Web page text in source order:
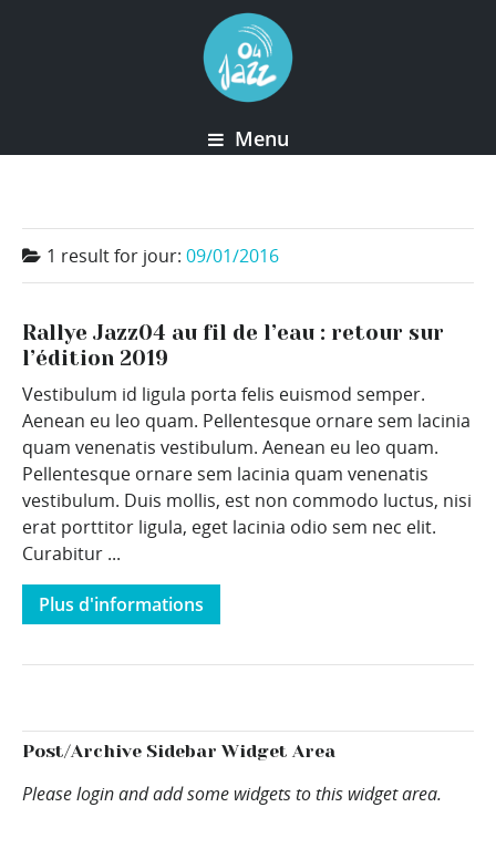
Menu
1 result for jour: 09/01/2016
Rallye Jazz04 au fil de l’eau : retour sur
l’édition 2019
Vestibulum id ligula porta felis euismod semper.
Aenean eu leo quam. Pellentesque ornare sem lacinia
quam venenatis vestibulum. Aenean eu leo quam.
Pellentesque ornare sem lacinia quam venenatis
vestibulum. Duis mollis, est non commodo luctus, nisi
erat porttitor ligula, eget lacinia odio sem nec elit.
Curabitur ...
Plus d'informations
Post/Archive Sidebar Widget Area
Please login and add some widgets to this widget area.